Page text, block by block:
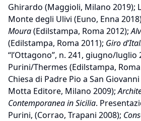
Ghirardo (Maggioli, Milano 2019);
Monte degli Ulivi (Euno, Enna
Moura(Edilstampa, Roma 2012);
(Edilstampa, Roma 2011); Giro
“l’Ottagono”, n. 241, giugno/luglio
Purini/Thermes (Edilstampa,
Chiesa di Padre Pio a San
Motta Editore, Milano 2009);
Contemporanea in Sicilia.
Purini, (Corrao, Trapani 2008);